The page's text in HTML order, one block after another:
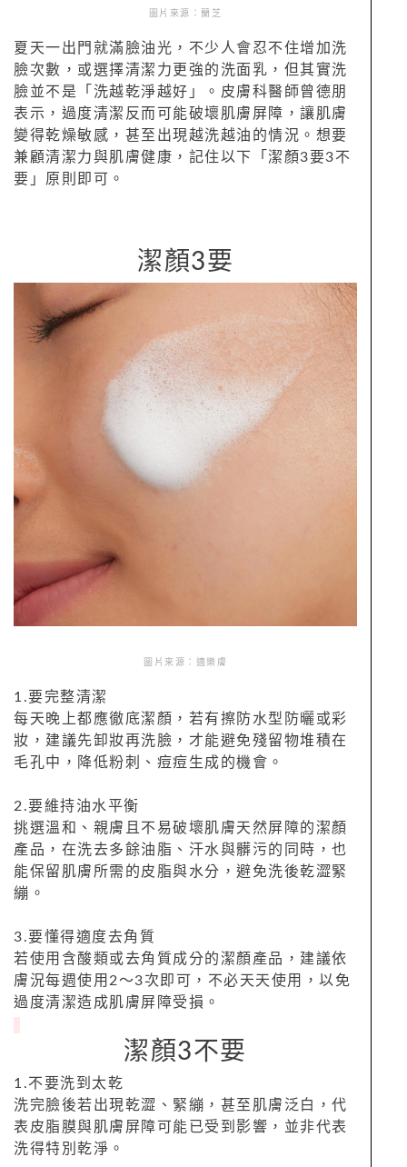
圖片來源：蘭芝
夏天一出門就滿臉油光，不少人會忍不住增加洗
臉次數，或選擇清潔力更強的洗面乳，但其實洗
臉並不是「洗越乾淨越好」。皮膚科醫師曾德朋
表示，過度清潔反而可能破壞肌膚屏障，讓肌膚
變得乾燥敏感，甚至出現越洗越油的情況。想要
兼顧清潔力與肌膚健康，記住以下「潔顏3要3不
要」原則即可。
潔顏3要
圖片來源：適樂膚
1.要完整清潔
每天晚上都應徹底潔顏，若有擦防水型防曬或彩
妝，建議先卸妝再洗臉，才能避免殘留物堆積在
毛孔中，降低粉刺、痘痘生成的機會。
2.要維持油水平衡
挑選溫和、親膚且不易破壞肌膚天然屏障的潔顏
產品，在洗去多餘油脂、汗水與髒污的同時，也
能保留肌膚所需的皮脂與水分，避免洗後乾澀緊
繃。
3.要懂得適度去角質
若使用含酸類或去角質成分的潔顏產品，建議依
膚況每週使用2～3次即可，不必天天使用，以免
過度清潔造成肌膚屏障受損。
潔顏3不要
1.不要洗到太乾
洗完臉後若出現乾澀、緊繃，甚至肌膚泛白，代
表皮脂膜與肌膚屏障可能已受到影響，並非代表
洗得特別乾淨。